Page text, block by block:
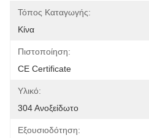
Τόπος Καταγωγής:
Κίνα
Πιστοποίηση:
CE Certificate
Υλικό:
304 Ανοξείδωτο
Εξουσιοδότηση: